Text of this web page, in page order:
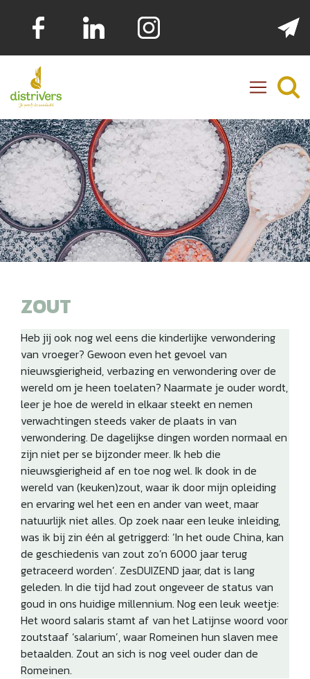
Distrivers
ZOUT
Heb jij ook nog wel eens die kinderlijke verwondering
van vroeger? Gewoon even het gevoel van
nieuwsgierigheid, verbazing en verwondering over de
wereld om je heen toelaten? Naarmate je ouder wordt,
leer je hoe de wereld in elkaar steekt en nemen
verwachtingen steeds vaker de plaats in van
verwondering. De dagelijkse dingen worden normaal en
zijn niet per se bijzonder meer. Ik heb die
nieuwsgierigheid af en toe nog wel. Ik dook in de
wereld van (keuken)zout, waar ik door mijn opleiding
en ervaring wel het een en ander van weet, maar
natuurlijk niet alles. Op zoek naar een leuke inleiding,
was ik bij zin één al getriggerd: ‘In het oude China, kan
de geschiedenis van zout zo’n 6000 jaar terug
getraceerd worden’. ZesDUIZEND jaar, dat is lang
geleden. In die tijd had zout ongeveer de status van
goud in ons huidige millennium. Nog een leuk weetje:
Het woord salaris stamt af van het Latijnse woord voor
zoutstaaf ‘salarium’, waar Romeinen hun slaven mee
betaalden. Zout an sich is nog veel ouder dan de
Romeinen.